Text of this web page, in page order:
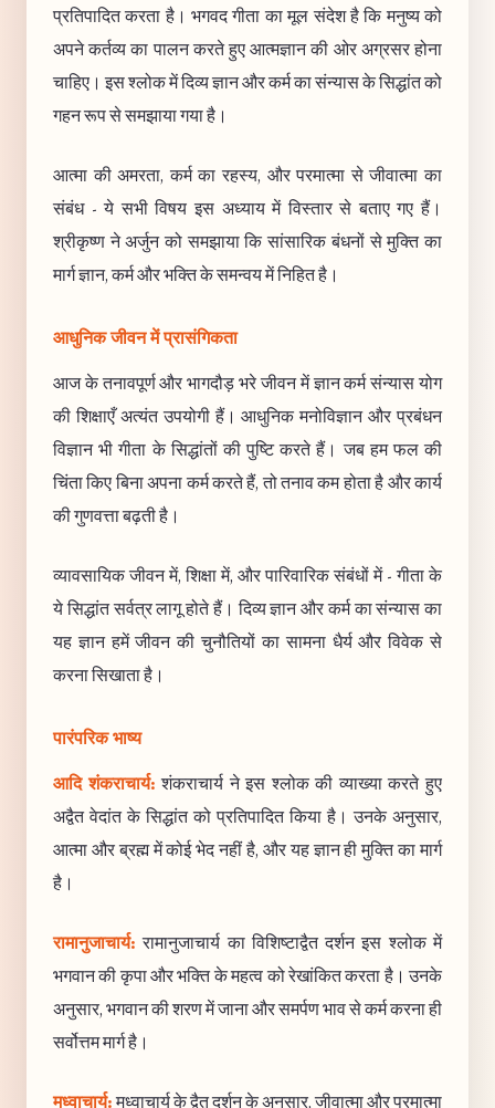
प्रतिपादित करता है। भगवद गीता का मूल संदेश है कि मनुष्य को
अपने कर्तव्य का पालन करते हुए आत्मज्ञान की ओर अग्रसर होना
चाहिए। इस श्लोक में दिव्य ज्ञान और कर्म का संन्यास के सिद्धांत को
गहन रूप से समझाया गया है।
आत्मा की अमरता, कर्म का रहस्य, और परमात्मा से जीवात्मा का
संबंध - ये सभी विषय इस अध्याय में विस्तार से बताए गए हैं।
श्रीकृष्ण ने अर्जुन को समझाया कि सांसारिक बंधनों से मुक्ति का
मार्ग ज्ञान, कर्म और भक्ति के समन्वय में निहित है।
आधुनिक जीवन में प्रासंगिकता
आज के तनावपूर्ण और भागदौड़ भरे जीवन में ज्ञान कर्म संन्यास योग
की शिक्षाएँ अत्यंत उपयोगी हैं। आधुनिक मनोविज्ञान और प्रबंधन
विज्ञान भी गीता के सिद्धांतों की पुष्टि करते हैं। जब हम फल की
चिंता किए बिना अपना कर्म करते हैं, तो तनाव कम होता है और कार्य
की गुणवत्ता बढ़ती है।
व्यावसायिक जीवन में, शिक्षा में, और पारिवारिक संबंधों में - गीता के
ये सिद्धांत सर्वत्र लागू होते हैं। दिव्य ज्ञान और कर्म का संन्यास का
यह ज्ञान हमें जीवन की चुनौतियों का सामना धैर्य और विवेक से
करना सिखाता है।
पारंपरिक भाष्य
आदि शंकराचार्य: शंकराचार्य ने इस श्लोक की व्याख्या करते हुए
अद्वैत वेदांत के सिद्धांत को प्रतिपादित किया है। उनके अनुसार,
आत्मा और ब्रह्म में कोई भेद नहीं है, और यह ज्ञान ही मुक्ति का मार्ग
है।
रामानुजाचार्य: रामानुजाचार्य का विशिष्टाद्वैत दर्शन इस श्लोक में
भगवान की कृपा और भक्ति के महत्व को रेखांकित करता है। उनके
अनुसार, भगवान की शरण में जाना और समर्पण भाव से कर्म करना ही
सर्वोत्तम मार्ग है।
मध्वाचार्य:मध्वाचार्य के द्वैत दर्शन के अनुसार, जीवात्मा और परमात्मा